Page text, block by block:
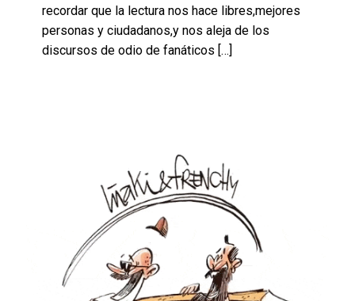
recordar que la lectura nos hace libres,mejores
personas y ciudadanos,y nos aleja de los
discursos de odio de fanáticos […]